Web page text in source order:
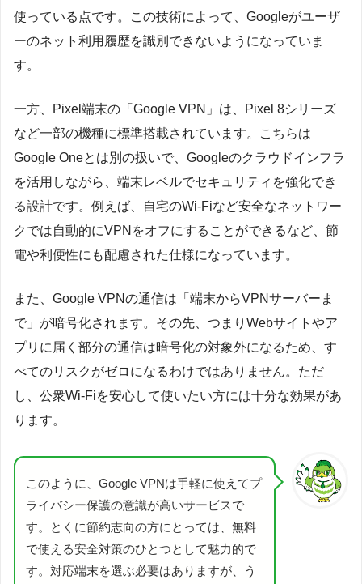
使っている点です。この技術によって、Googleがユーザ
ーのネット利用履歴を識別できないようになっていま
す。
一方、Pixel端末の「Google VPN」は、Pixel 8シリーズ
など一部の機種に標準搭載されています。こちらは
Google Oneとは別の扱いで、Googleのクラウドインフラ
を活用しながら、端末レベルでセキュリティを強化でき
る設計です。例えば、自宅のWi-Fiなど安全なネットワー
クでは自動的にVPNをオフにすることができるなど、節
電や利便性にも配慮された仕様になっています。
また、Google VPNの通信は「端末からVPNサーバーま
で」が暗号化されます。その先、つまりWebサイトやア
プリに届く部分の通信は暗号化の対象外になるため、す
べてのリスクがゼロになるわけではありません。ただ
し、公衆Wi-Fiを安心して使いたい方には十分な効果があ
ります。
このように、Google VPNは手軽に使えてプ
ライバシー保護の意識が高いサービスで
す。とくに節約志向の方にとっては、無料
で使える安全対策のひとつとして魅力的で
す。対応端末を選ぶ必要はありますが、う